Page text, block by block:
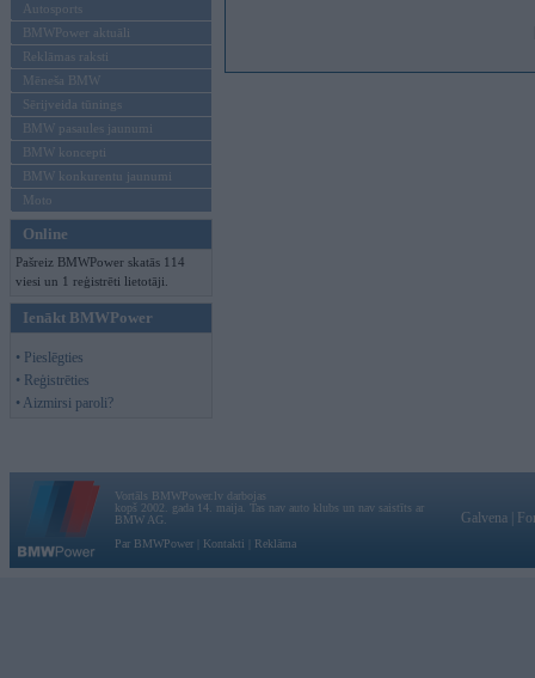
Autosports
BMWPower aktuāli
Reklāmas raksti
Mēneša BMW
Sērijveida tūnings
BMW pasaules jaunumi
BMW koncepti
BMW konkurentu jaunumi
Moto
Online
Pašreiz BMWPower skatās 114
viesi un 1 reģistrēti lietotāji.
Ienākt BMWPower
• Pieslēgties
• Reģistrēties
• Aizmirsi paroli?
Vortāls BMWPower.lv darbojas
kopš 2002. gada 14. maija. Tas nav auto klubs un nav saistīts ar
BMW AG.
Par BMWPower
Kontakti Reklāma
Galvena